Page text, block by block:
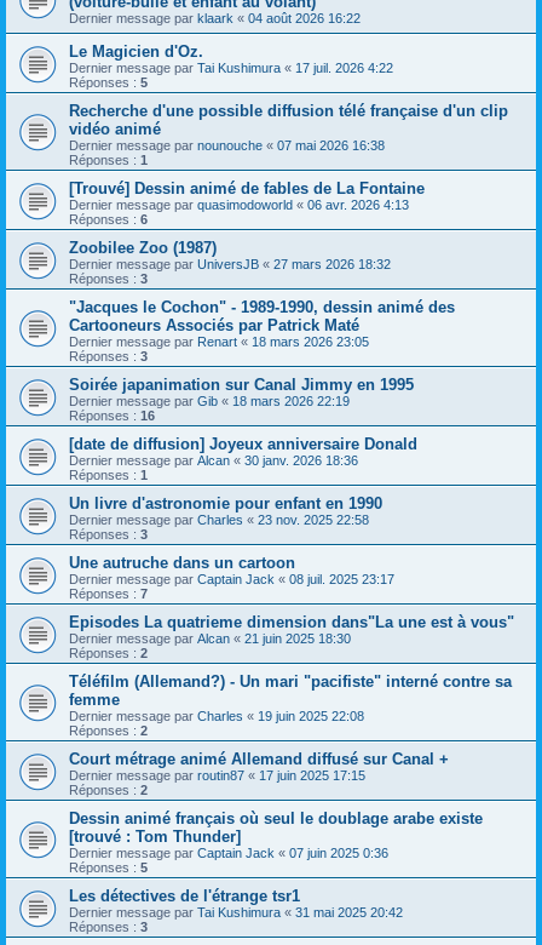
Dernier message par klaark « 04 août 2026 16:22
Le Magicien d'Oz.
Dernier message par Tai Kushimura « 17 juil. 2026 4:22
Réponses : 5
Recherche d'une possible diffusion télé française d'un clip
vidéo animé
Dernier message par nounouche « 07 mai 2026 16:38
Réponses : 1
[Trouvé] Dessin animé de fables de La Fontaine
Dernier message par quasimodoworld « 06 avr. 2026 4:13
Réponses : 6
Zoobilee Zoo (1987)
Dernier message par UniversJB « 27 mars 2026 18:32
Réponses : 3
"Jacques le Cochon" - 1989-1990, dessin animé des
Cartooneurs Associés par Patrick Maté
Dernier message par Renart « 18 mars 2026 23:05
Réponses : 3
Soirée japanimation sur Canal Jimmy en 1995
Dernier message par Gib « 18 mars 2026 22:19
Réponses : 16
[date de diffusion] Joyeux anniversaire Donald
Dernier message par Alcan « 30 janv. 2026 18:36
Réponses : 1
Un livre d'astronomie pour enfant en 1990
Dernier message par Charles « 23 nov. 2025 22:58
Réponses : 3
Une autruche dans un cartoon
Dernier message par Captain Jack « 08 juil. 2025 23:17
Réponses : 7
Episodes La quatrieme dimension dans"La une est à vous"
Dernier message par Alcan « 21 juin 2025 18:30
Réponses : 2
Téléfilm (Allemand?) - Un mari "pacifiste" interné contre sa
femme
Dernier message par Charles « 19 juin 2025 22:08
Réponses : 2
Court métrage animé Allemand diffusé sur Canal +
Dernier message par routin87 « 17 juin 2025 17:15
Réponses : 2
Dessin animé français où seul le doublage arabe existe
[trouvé : Tom Thunder]
Dernier message par Captain Jack « 07 juin 2025 0:36
Réponses : 5
Les détectives de l'étrange tsr1
Dernier message par Tai Kushimura « 31 mai 2025 20:42
Réponses : 3